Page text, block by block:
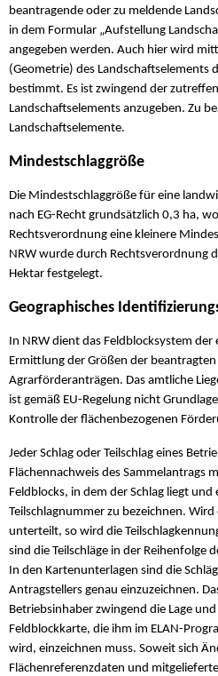
beantragende oder zu meldende
in dem Formular „Aufstellung
angegeben werden. Auch hier wird
(Geometrie) des Landschaftselements
bestimmt. Es ist zwingend der
Landschaftselements anzugeben. Zu
Landschaftselemente.
Mindestschlaggröße
Die Mindestschlaggröße für eine
nach EG-Recht grundsätzlich 0,3 ha,
Rechtsverordnung eine kleinere
NRW wurde durch Rechtsverordnung
Hektar festgelegt.
Geographisches
In NRW dient das Feldblocksystem
Ermittlung der Größen der beantragten
Agrarförderanträgen. Das amtliche
ist gemäß EU-Regelung nicht
Kontrolle der flächenbezogenen
Jeder Schlag oder Teilschlag eines
Flächennachweis des Sammelantrags
Feldblocks, in dem der Schlag liegt und
Teilschlagnummer zu bezeichnen.
unterteilt, so wird die
sind die Teilschläge in der Reihenfolge
In den Kartenunterlagen sind die
Antragstellers genau einzuzeichnen.
Betriebsinhaber zwingend die Lage
Feldblockkarte, die ihm im ELAN-
wird, einzeichnen muss. Soweit sich
Flächenreferenzdaten und